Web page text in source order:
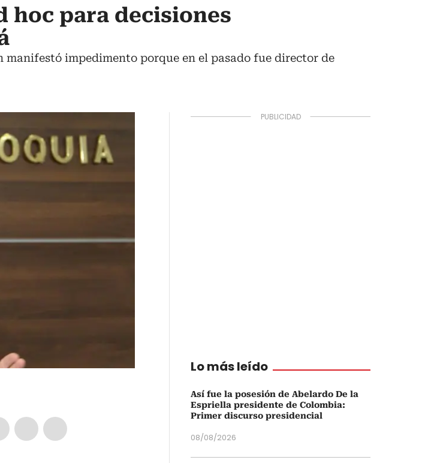
hoc para decisiones
manifestó impedimento porque en el pasado fue director de
Lo más leído
Así fue la posesión de Abelardo De la
Espriella presidente de Colombia:
Primer discurso presidencial
08/08/2026